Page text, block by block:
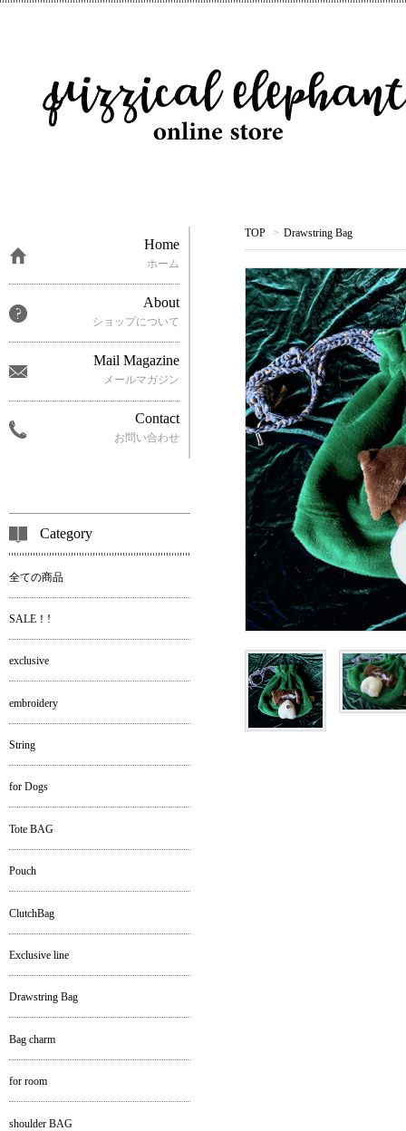
TOP > Drawstring Bag
Home
ホーム
About
ショップについて
Mail Magazine
メールマガジン
Contact
お問い合わせ
Category
全ての商品
SALE！!
exclusive
embroidery
String
for Dogs
Tote BAG
Pouch
ClutchBag
Exclusive line
Drawstring Bag
Bag charm
for room
shoulder BAG